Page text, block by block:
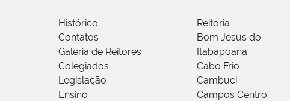
Histórico
Contatos
Galeria de Reitores
Colegiados
Legislação
Ensino
Reitoria
Bom Jesus do
Itabapoana
Cabo Frio
Cambuci
Campos Centro